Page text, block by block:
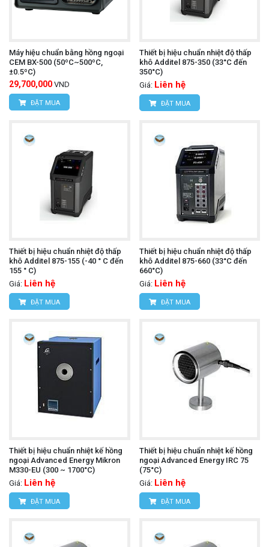
Máy hiệu chuẩn bằng hồng ngoại
CEM BX-500 (50ºC~500ºC,
±0.5ºC)
29,700,000 VND
ĐẶT MUA
Thiết bị hiệu chuẩn nhiệt độ thấp
khô Additel 875-350 (33°C đến
350°C)
Giá: Liên hệ
ĐẶT MUA
Thiết bị hiệu chuẩn nhiệt độ thấp
khô Additel 875-155 (-40 ° C đến
155 ° C)
Giá: Liên hệ
ĐẶT MUA
Thiết bị hiệu chuẩn nhiệt độ thấp
khô Additel 875-660 (33°C đến
660°C)
Giá: Liên hệ
ĐẶT MUA
Thiết bị hiệu chuẩn nhiệt kế hồng
ngoại Advanced Energy Mikron
M330-EU (300 ~ 1700°C)
Giá: Liên hệ
ĐẶT MUA
Thiết bị hiệu chuẩn nhiệt kế hồng
ngoại Advanced Energy IRC 75
(75°C)
Giá: Liên hệ
ĐẶT MUA